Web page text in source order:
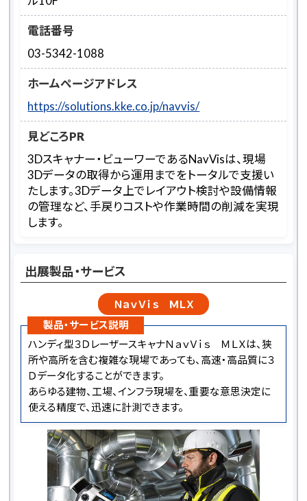
電話番号
03-5342-1088
ホームページアドレス
https://solutions.kke.co.jp/navvis/
見どころPR
3Dスキャナー・ビューワーであるNavVisは、現場
3Dデータの取得から運用までをトータルで支援い
たします。3Dデータ上でレイアウト検討や設備情報
の管理など、手戻りコストや作業時間の削減を実現
します。
出展製品・サービス
ＮａｖＶｉｓ MＬＸ
製品・サービス説明
ハンディ型３ＤレーザースキャナＮａｖＶｉｓ ＭＬＸは、狭
所や高所を含む複雑な現場であっても、高速・高品質に３
Ｄデータ化することができます。
あらゆる建物、工場、インフラ現場を、重要な意思決定に
使える精度で、迅速に計測できます。